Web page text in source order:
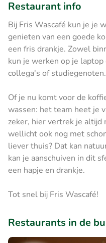
Restaurant info
Bij Fris Wascafé kun je je
genieten van een goede
een fris drankje. Zowel
kun je werken op je
collega's of
Of je nu komt voor de
wassen: het team heet je
zeker, hier vertrek je altijd
wellicht ook nog met
liever thuis? Dat kan
kan je aanschuiven in dit
een hapje en drankje.
Tot snel bij Fris Wascafé!
Restaurants in de